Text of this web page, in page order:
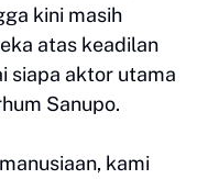
kini masih
atas keadilan
siapa aktor utama
Sanupo.
kami